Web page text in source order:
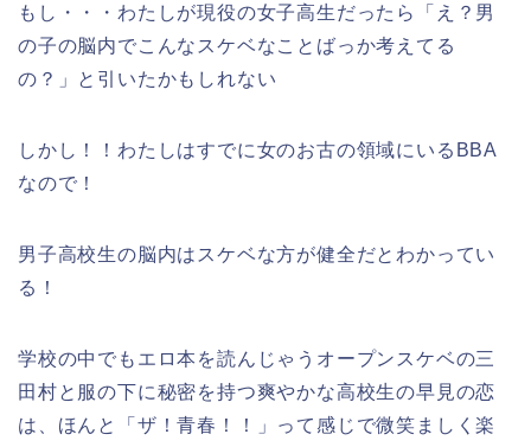
もし・・・わたしが現役の女子高生だったら「え？男
の子の脳内でこんなスケベなことばっか考えてる
の？」と引いたかもしれない
しかし！！わたしはすでに女のお古の領域にいるBBA
なので！
男子高校生の脳内はスケベな方が健全だとわかってい
る！
学校の中でもエロ本を読んじゃうオープンスケベの三
田村と服の下に秘密を持つ爽やかな高校生の早見の恋
は、ほんと「ザ！青春！！」って感じで微笑ましく楽